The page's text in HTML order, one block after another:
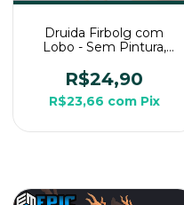
Druida Firbolg com
Lobo - Sem Pintura,
RPG de Mesa
R$24,90
R$23,66 com Pix